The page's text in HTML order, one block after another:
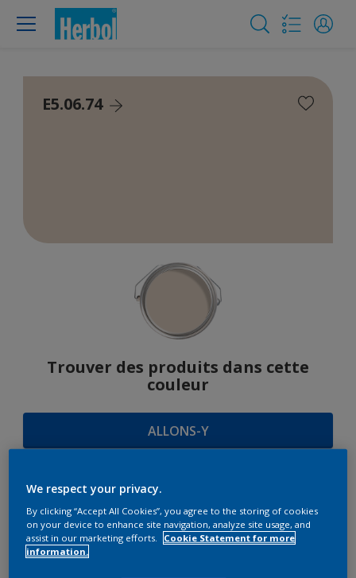
E5.06.74
Trouver des produits dans cette
couleur
ALLONS-Y
SUGGESTIONS
D'HARMONIES
We respect your privacy.
By clicking “Accept All Cookies”, you agree to the storing of cookies
on your device to enhance site navigation, analyze site usage, and
assist in our marketing efforts.
Cookie Statement for more
information.